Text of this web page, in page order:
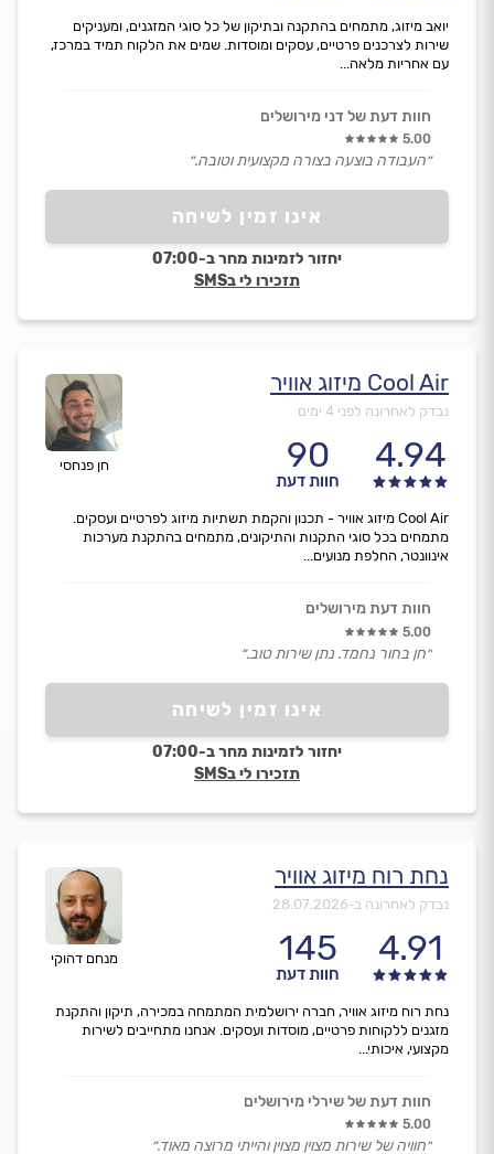
אינו זמין לשיחה
יחזור לזמינות מחר ב-07:00
תזכירו לי בSMS
יואב מיזוג, מתמחים בהתקנה ובתיקון של כל סוגי המזגנים, ומעניקים
שירות לצרכנים פרטיים, עסקים ומוסדות. שמים את הלקוח תמיד במרכז,
עם אחריות מלאה...
חוות דעת של דני מירושלים
5.00
״העבודה בוצעה בצורה מקצועית וטובה.״
חן פנחסי
Cool Air מיזוג אוויר
נבדק לאחרונה לפני 4 ימים
4.94
90
חוות דעת
אינו זמין לשיחה
יחזור לזמינות מחר ב-07:00
תזכירו לי בSMS
Cool Air מיזוג אוויר - תכנון והקמת תשתיות מיזוג לפרטיים ועסקים.
מתמחים בכל סוגי התקנות והתיקונים, מתמחים בהתקנת מערכות
אינוונטר, החלפת מנועים...
חוות דעת מירושלים
5.00
״חן בחור נחמד. נתן שירות טוב.״
מנחם דהוקי
נחת רוח מיזוג אוויר
נבדק לאחרונה ב-28.07.2026
4.91
145
חוות דעת
נחת רוח מיזוג אוויר, חברה ירושלמית המתמחה במכירה, תיקון והתקנת
מזגנים ללקוחות פרטיים, מוסדות ועסקים. אנחנו מתחייבים לשירות
מקצועי, איכותי...
חוות דעת של שירלי מירושלים
5.00
״חוויה של שירות מצוין מצוין והייתי מרוצה מאוד.״